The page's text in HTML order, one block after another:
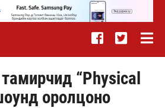
“Physical
оролцоно